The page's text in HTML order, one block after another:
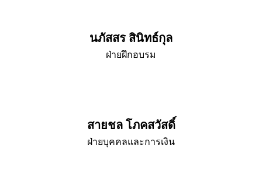
นภัสสร สินิทธ์กุล
ฝ่ายฝึกอบรม
สายชล โภคสวัสดิ์
ฝ่ายบุคคลและการเงิน